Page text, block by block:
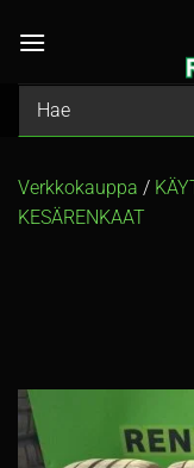
Verkkokauppa /
KESÄRENKAAT